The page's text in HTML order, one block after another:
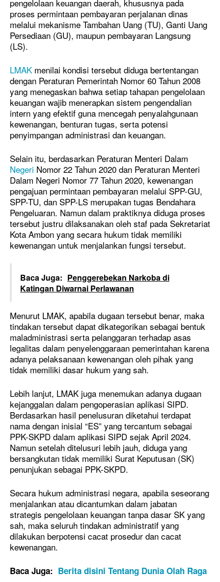
pengelolaan keuangan daerah, khususnya pada
proses permintaan pembayaran perjalanan dinas
melalui mekanisme Tambahan Uang (TU), Ganti Uang
Persediaan (GU), maupun pembayaran Langsung
(LS).
LMAK menilai kondisi tersebut diduga bertentangan
dengan Peraturan Pemerintah Nomor 60 Tahun 2008
yang menegaskan bahwa setiap tahapan pengelolaan
keuangan wajib menerapkan sistem pengendalian
intern yang efektif guna mencegah penyalahgunaan
kewenangan, benturan tugas, serta potensi
penyimpangan administrasi dan keuangan.
Selain itu, berdasarkan Peraturan Menteri Dalam
Negeri Nomor 22 Tahun 2020 dan Peraturan Menteri
Dalam Negeri Nomor 77 Tahun 2020, kewenangan
pengajuan permintaan pembayaran melalui SPP-GU,
SPP-TU, dan SPP-LS merupakan tugas Bendahara
Pengeluaran. Namun dalam praktiknya diduga proses
tersebut justru dilaksanakan oleh staf pada Sekretariat
Kota Ambon yang secara hukum tidak memiliki
kewenangan untuk menjalankan fungsi tersebut.
Baca Juga: Penggerebekan Narkoba di
Katingan Diwarnai Perlawanan
Menurut LMAK, apabila dugaan tersebut benar, maka
tindakan tersebut dapat dikategorikan sebagai bentuk
maladministrasi serta pelanggaran terhadap asas
legalitas dalam penyelenggaraan pemerintahan karena
adanya pelaksanaan kewenangan oleh pihak yang
tidak memiliki dasar hukum yang sah.
Lebih lanjut, LMAK juga menemukan adanya dugaan
kejanggalan dalam pengoperasian aplikasi SIPD.
Berdasarkan hasil penelusuran diketahui terdapat
nama dengan inisial “ES” yang tercantum sebagai
PPK-SKPD dalam aplikasi SIPD sejak April 2024.
Namun setelah ditelusuri lebih jauh, diduga yang
bersangkutan tidak memiliki Surat Keputusan (SK)
penunjukan sebagai PPK-SKPD.
Secara hukum administrasi negara, apabila seseorang
menjalankan atau dicantumkan dalam jabatan
strategis pengelolaan keuangan tanpa dasar SK yang
sah, maka seluruh tindakan administratif yang
dilakukan berpotensi cacat prosedur dan cacat
kewenangan.
Baca Juga: Berita disini Tentang Dunia Olah Raga